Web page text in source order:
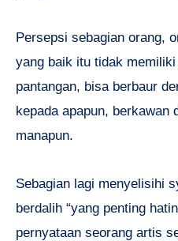
Persepsi sebagian orang,
yang baik itu tidak
pantangan, bisa berbaur
kepada apapun, berkawan
manapun.
Sebagian lagi menyelisihi
berdalih “yang penting
pernyataan seorang artis